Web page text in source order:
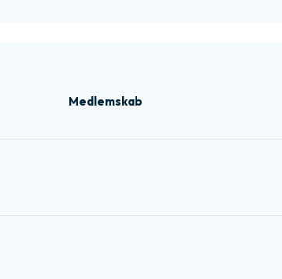
Medlemskab